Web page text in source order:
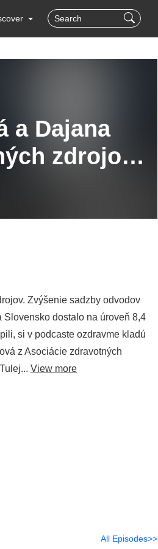
a Dajana
zdrojov
maximum,
Zvýšenie sadzby odvodov
dostalo na úroveň 8,4
si v podcaste ozdravme kladú
z Asociácie zdravotných
View more
All Episodes>>